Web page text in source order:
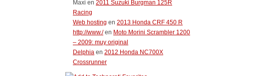
Maxi en 2011 Suzuki Burgman 125R
Racing
Web hosting en 2013 Honda CRF 450 R
http://www./en Moto Morini Scrambler 1200
– 2009: muy original
Delphia en 2012 Honda NC700X
Crossrunner